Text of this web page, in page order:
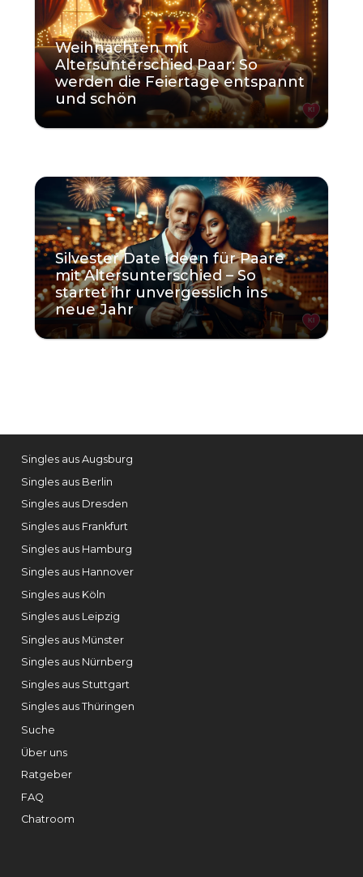
Weihnachten mit
Altersunterschied Paar: So
werden die Feiertage entspannt
und schön
KI
Silvester Date Ideen für Paare
mit Altersunterschied – So
startet ihr unvergesslich ins
neue Jahr
KI
Singles aus Augsburg
Singles aus Berlin
Singles aus Dresden
Singles aus Frankfurt
Singles aus Hamburg
Singles aus Hannover
Singles aus Köln
Singles aus Leipzig
Singles aus Münster
Singles aus Nürnberg
Singles aus Stuttgart
Singles aus Thüringen
Suche
Über uns
Ratgeber
FAQ
Chatroom